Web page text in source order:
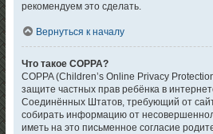
рекомендуем это сделать.
Вернуться к началу
Что такое COPPA?
COPPA (Children’s Online Privacy
защите частных прав ребёнка в
Соединённых Штатов, требующий от
собирать информацию от
иметь на это письменное согласие